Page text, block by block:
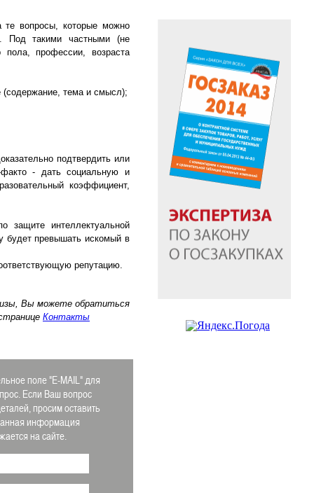
те вопросы, которые можно
Под такими частными (не
пола, профессии, возраста
(содержание, тема и смысл);
подтвердить или
- дать социальную и
коэффициент,
защите интеллектуальной
будет превышать искомый в
репутацию.
Вы можете обратиться
Контакты
поле "E-MAIL" для
Если Ваш вопрос
просим оставить
информация
на сайте.